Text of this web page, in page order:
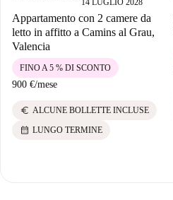
14 LUGLIO 2028
Appartamento con 2 camere da
letto in affitto a Camins al Grau,
Valencia
900 €/mese
FINO A 5 % DI SCONTO
euro ALCUNE BOLLETTE INCLUSE
calendar_month LUNGO TERMINE